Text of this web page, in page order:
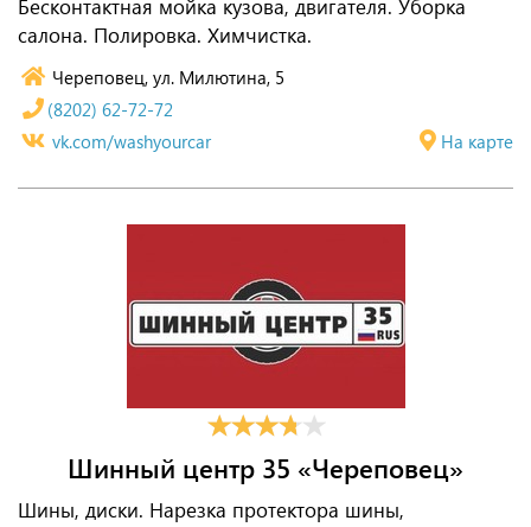
Бесконтактная мойка кузова, двигателя. Уборка
салона. Полировка. Химчистка.
Череповец, ул. Милютина, 5
На карте
(8202) 62-72-72
vk.com/washyourcar
Шинный центр 35 «Череповец»
Шины, диски. Нарезка протектора шины,